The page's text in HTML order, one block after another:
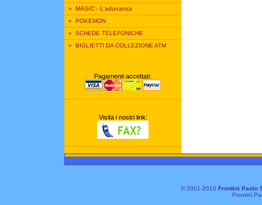
» MAGIC - L'adunanza
» POKEMON
» SCHEDE TELEFONICHE
» BIGLIETTI DA COLLEZIONE ATM
Pagamenti accettati:
Visita i nostri link:
© 2001-2010 Frontini Paolo
Frontini